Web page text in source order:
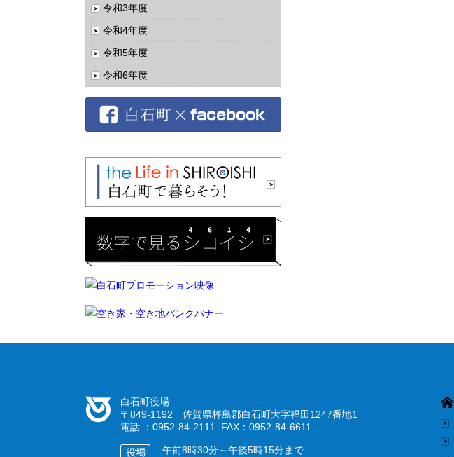
令和3年度
令和4年度
令和5年度
令和6年度
白石町役場
〒849-1192 佐賀県杵島郡白石町大字福田1247番地1
電話 ：0952-84-2111 FAX：0952-84-6611
午前8時30分～午後5時15分まで